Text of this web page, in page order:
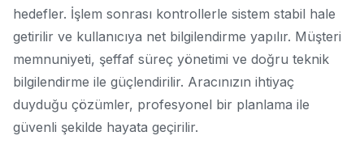
hedefler. İşlem sonrası kontrollerle sistem stabil hale
getirilir ve kullanıcıya net bilgilendirme yapılır. Müşteri
memnuniyeti, şeffaf süreç yönetimi ve doğru teknik
bilgilendirme ile güçlendirilir. Aracınızın ihtiyaç
duyduğu çözümler, profesyonel bir planlama ile
güvenli şekilde hayata geçirilir.